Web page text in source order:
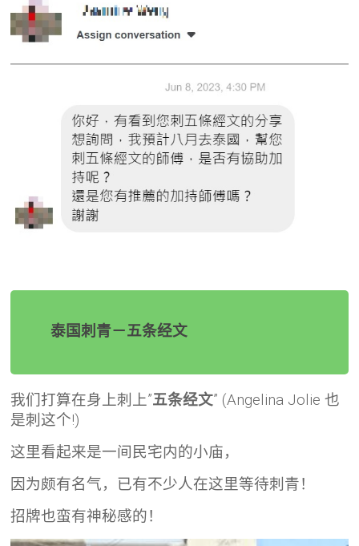
泰国刺青－五条经文
我们打算在身上刺上”五条经文” (Angelina Jolie 也
是刺这个!)
这里看起来是一间民宅内的小庙，
因为颇有名气，已有不少人在这里等待刺青！
招牌也蛮有神秘感的！